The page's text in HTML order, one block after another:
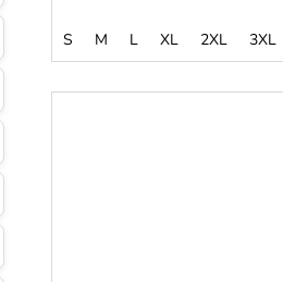
S M L XL 2XL 3XL